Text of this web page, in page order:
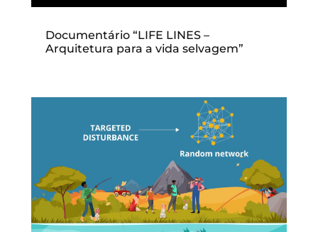
Documentário “LIFE LINES –
Arquitetura para a vida selvagem”